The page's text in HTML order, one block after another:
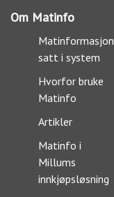
Om Matinfo
Matinformasjon
satt i system
Hvorfor bruke
Matinfo
Artikler
Matinfo i
Millums
innkjøpsløsning